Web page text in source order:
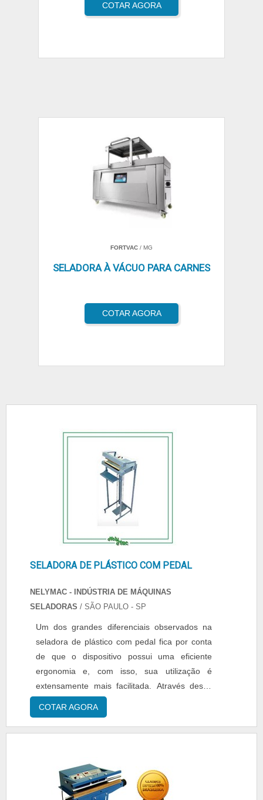
COTAR AGORA
FORTVAC / MG
SELADORA À VÁCUO PARA CARNES
COTAR AGORA
SELADORA DE PLÁSTICO COM PEDAL
NELYMAC - INDÚSTRIA DE MÁQUINAS
SELADORAS / SÃO PAULO - SP
Um dos grandes diferenciais observados na
seladora de plástico com pedal fica por conta
de que o dispositivo possui uma eficiente
ergonomia e, com isso, sua utilização é
extensamente mais facilitada. Através dessa
plataforma, é comum que o profissional
responsável pelo manuseio do equipamento
mais em menos tempo. A s...
COTAR AGORA